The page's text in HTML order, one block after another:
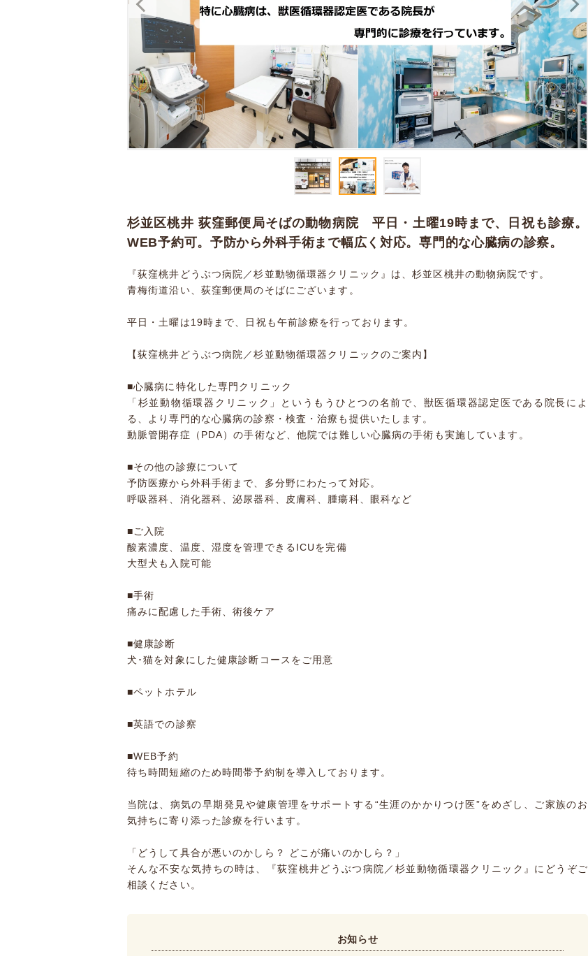
杉並区桃井 荻窪郵便局そばの動物病院 平日・土曜19時まで、日祝も診療。
WEB予約可。予防から外科手術まで幅広く対応。専門的な心臓病の診察。
『荻窪桃井どうぶつ病院／杉並動物循環器クリニック』は、杉並区桃井の動物病院です。
青梅街道沿い、荻窪郵便局のそばにございます。
平日・土曜は19時まで、日祝も午前診療を行っております。
【荻窪桃井どうぶつ病院／杉並動物循環器クリニックのご案内】
■心臓病に特化した専門クリニック
「杉並動物循環器クリニック」というもうひとつの名前で、獣医循環器認定医である院長によ
る、より専門的な心臓病の診察・検査・治療も提供いたします。
動脈管開存症（PDA）の手術など、他院では難しい心臓病の手術も実施しています。
■その他の診療について
予防医療から外科手術まで、多分野にわたって対応。
呼吸器科、消化器科、泌尿器科、皮膚科、腫瘍科、眼科など
■ご入院
酸素濃度、温度、湿度を管理できるICUを完備
大型犬も入院可能
■手術
痛みに配慮した手術、術後ケア
■健康診断
犬･猫を対象にした健康診断コースをご用意
■ペットホテル
■英語での診察
■WEB予約
待ち時間短縮のため時間帯予約制を導入しております。
当院は、病気の早期発見や健康管理をサポートする“生涯のかかりつけ医”をめざし、ご家族のお
気持ちに寄り添った診療を行います。
「どうして具合が悪いのかしら？ どこが痛いのかしら？」
そんな不安な気持ちの時は、『荻窪桃井どうぶつ病院／杉並動物循環器クリニック』にどうぞご
相談ください。
お知らせ